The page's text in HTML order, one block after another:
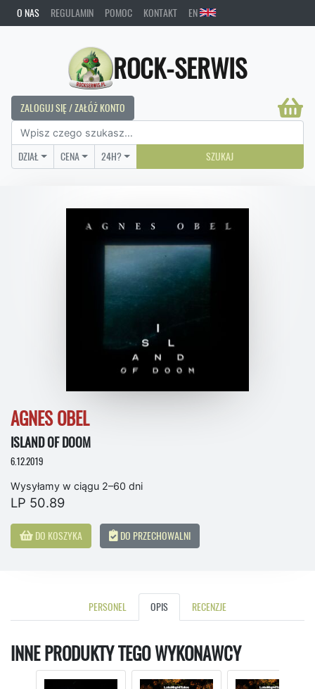
O NAS REGULAMIN POMOC KONTAKT EN
ROCK-SERWIS
ZALOGUJ SIĘ / ZAŁÓŻ KONTO
DZIAŁ CENA 24H? SZUKAJ
AGNES OBEL
ISLAND OF DOOM
6.12.2019
Wysyłamy w ciągu 2–60 dni
LP 50.89
DO KOSZYKA DO PRZECHOWALNI
PERSONEL OPIS RECENZJE
INNE PRODUKTY TEGO WYKONAWCY